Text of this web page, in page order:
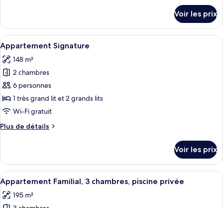
le
type
de
chambre
Appartement
Classique
Voir les prix
Afficher
toutes
les
photos
pour
ce
type
chambre :
Un salon moderne avec un canapé,
18
Appartement Signature
148 m²
2 chambres
6 personnes
1 très grand lit et 2 grands lits
Wi-Fi gratuit
Plus de détails
Plus
le
type
de
chambre
Appartement
Voir les prix
Afficher
toutes
les
Une cuisine moderne avec des
22
Appartement Familial, 3 chambres, piscine privée
195 m²